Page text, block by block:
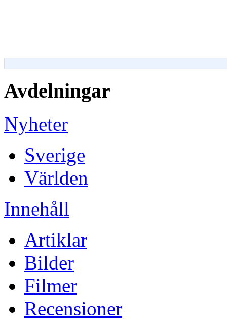
Avdelningar
Nyheter
Sverige
Världen
Innehåll
Artiklar
Bilder
Filmer
Recensioner